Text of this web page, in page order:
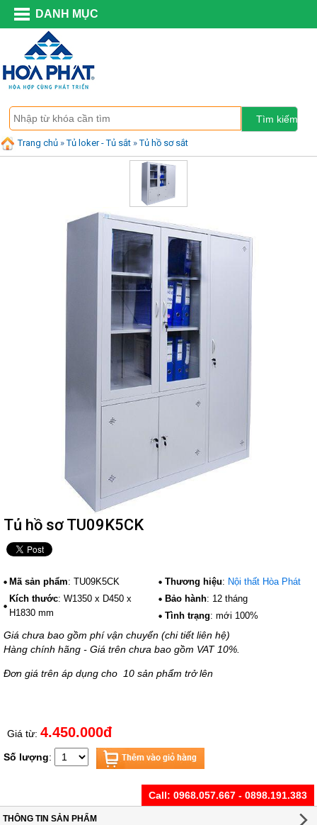
DANH MỤC
Trang chủ »Tủ loker - Tủ sắt »Tủ hồ sơ sắt
Tủ hồ sơ TU09K5CK
Mã sản phẩm: TU09K5CK Thương hiệu: Nội thất Hòa Phát
Kích thước: W1350 x D450 x
H1830 mm
Bảo hành: 12 tháng
Tình trạng: mới 100%
Giá chưa bao gồm phí vận chuyển (chi tiết liên hệ)
Hàng chính hãng - Giá trên chưa bao gồm VAT 10%.
Đơn giá trên áp dụng cho 10 sản phẩm trở lên
Giá từ: 4.450.000đ
Số lượng:
Call: 0968.057.667 - 0898.191.383
THÔNG TIN SẢN PHẨM